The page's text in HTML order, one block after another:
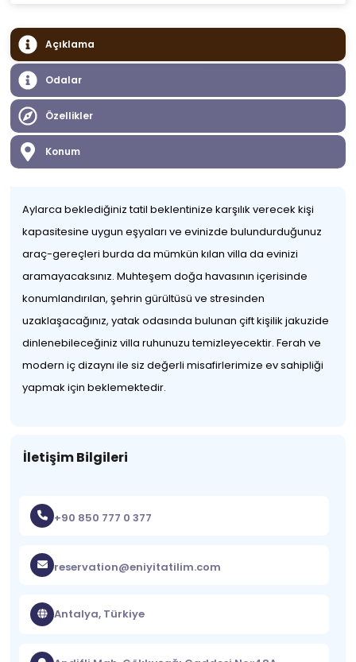
Açıklama
Odalar
Özellikler
Konum
Aylarca beklediğiniz tatil beklentinize karşılık verecek kişi
kapasitesine uygun eşyaları ve evinizde bulundurduğunuz
araç-gereçleri burda da mümkün kılan villa da evinizi
aramayacaksınız. Muhteşem doğa havasının içerisinde
konumlandırılan, şehrin gürültüsü ve stresinden
uzaklaşacağınız, yatak odasında bulunan çift kişilik jakuzide
dinlenebileceğiniz villa ruhunuzu temizleyecektir. Ferah ve
modern iç dizaynı ile siz değerli misafirlerimize ev sahipliği
yapmak için beklemektedir.
İletişim Bilgileri
+90 850 777 0 377
reservation@eniyitatilim.com
Antalya, Türkiye